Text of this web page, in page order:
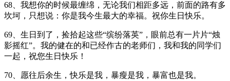
68、我想你的时候最缠绵，无论我们相距多远，前面的路有多
坎坷，只想说：你是我今生最大的幸福。祝你生日快乐。
69、生日到了，捡拾起这些“缤纷落英”，眼前总有一片片“烛
影摇红”。我的健在的和已经作古的老师们，我和我的同学们
一起，祝您生日快乐！
70、愿往后余生，快乐是我，暴瘦是我，暴富也是我。